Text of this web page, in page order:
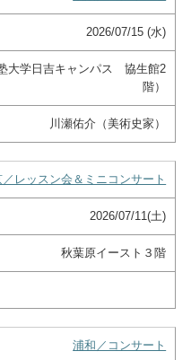
2026/07/15 (水)
大学日吉キャンパス 協生館2
階）
川瀬佑介（美術史家）
／レッスン会＆ミニコンサート
2026/07/11(土)
秋葉原イースト３階
浦和／コンサート